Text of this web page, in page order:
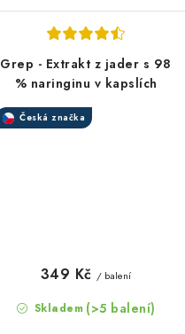
Grep - Extrakt z jader s 98
% naringinu v kapslích
Česká značka
Skladem (>5 balení)
349 Kč / balení